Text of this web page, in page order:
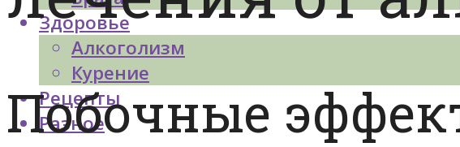
Здоровье
Алкоголизм
Курение
Рецепты
Разное
Побочные